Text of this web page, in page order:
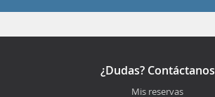
¿Dudas? Contáctanos
Mis reservas